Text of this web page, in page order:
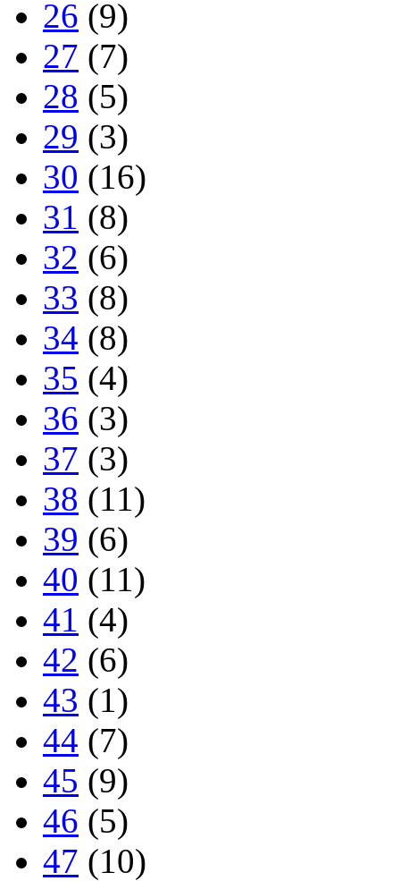
26 (9)
27 (7)
28 (5)
29 (3)
30 (16)
31 (8)
32 (6)
33 (8)
34 (8)
35 (4)
36 (3)
37 (3)
38 (11)
39 (6)
40 (11)
41 (4)
42 (6)
43 (1)
44 (7)
45 (9)
46 (5)
47 (10)